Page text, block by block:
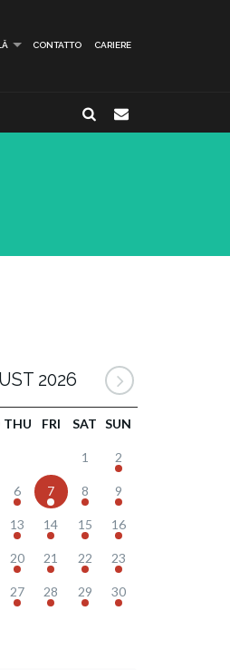
CONTATTO CARIERE
2026
THU FRI SAT SUN
1 2
6 7 8 9
13 14 15 16
20 21 22 23
27 28 29 30